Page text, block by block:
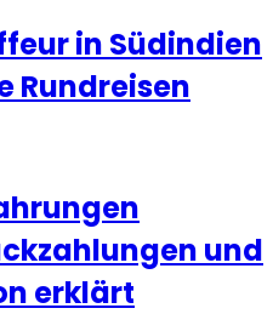
in Südindien
Rundreisen
und
erklärt